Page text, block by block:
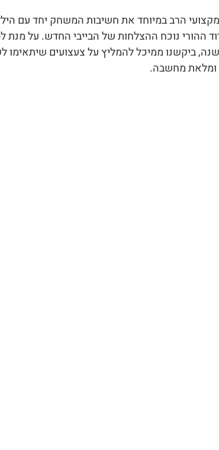
הרב במיוחד את חשיבות המשחק יחד עם
ההורי נוכח ההצלחות של הבייבי החדש. על מנת
ביקשנו ממיכל להמליץ על צעצועים שיתאימו
ומלאת מחשבה.